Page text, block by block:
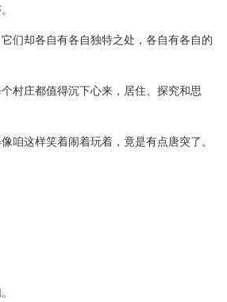
们却各自有各自独特之处，各自有各自的
村庄都值得沉下心来，居住、探究和思
咱这样笑着闹着玩着，竟是有点唐突了。